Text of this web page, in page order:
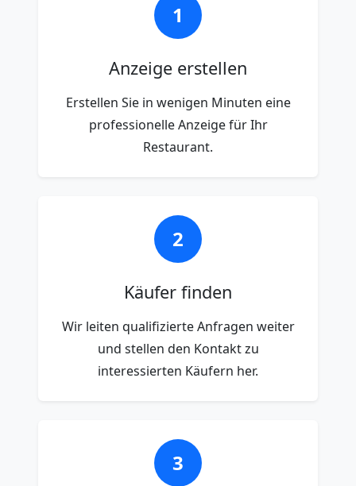
1
Anzeige erstellen
Erstellen Sie in wenigen Minuten eine
professionelle Anzeige für Ihr
Restaurant.
2
Käufer finden
Wir leiten qualifizierte Anfragen weiter
und stellen den Kontakt zu
interessierten Käufern her.
3